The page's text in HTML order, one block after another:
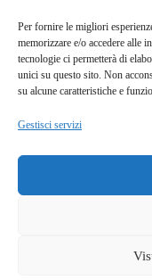
Per fornire le migliori
memorizzare e/o accedere alle
tecnologie ci permetterà di
unici su questo sito. Non
su alcune caratteristiche e
Gestisci servizi
CHI SIAMO –
ITALIANO SICURO
RESI E RIMBORSI
COOKIE POLICY